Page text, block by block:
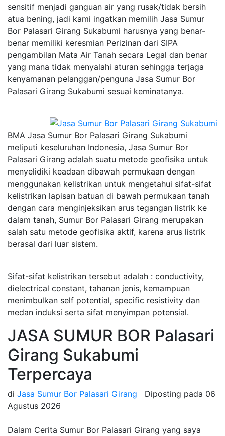
sensitif menjadi ganguan air yang rusak/tidak bersih
atua bening, jadi kami ingatkan memilih Jasa Sumur
Bor Palasari Girang Sukabumi harusnya yang benar-
benar memiliki keresmian Perizinan dari SIPA
pengambilan Mata Air Tanah secara Legal dan benar
yang mana tidak menyalahi aturan sehingga terjaga
kenyamanan pelanggan/penguna Jasa Sumur Bor
Palasari Girang Sukabumi sesuai keminatanya.
BMA Jasa Sumur Bor Palasari Girang Sukabumi
meliputi keseluruhan Indonesia, Jasa Sumur Bor
Palasari Girang adalah suatu metode geofisika untuk
menyelidiki keadaan dibawah permukaan dengan
menggunakan kelistrikan untuk mengetahui sifat-sifat
kelistrikan lapisan batuan di bawah permukaan tanah
dengan cara menginjeksikan arus tegangan listrik ke
dalam tanah, Sumur Bor Palasari Girang merupakan
salah satu metode geofisika aktif, karena arus listrik
berasal dari luar sistem.
Sifat-sifat kelistrikan tersebut adalah : conductivity,
dielectrical constant, tahanan jenis, kemampuan
menimbulkan self potential, specific resistivity dan
medan induksi serta sifat menyimpan potensial.
JASA SUMUR BOR Palasari
Girang Sukabumi
Terpercaya
di Jasa Sumur Bor Palasari Girang Diposting pada 06
Agustus 2026
Dalam Cerita Sumur Bor Palasari Girang yang saya